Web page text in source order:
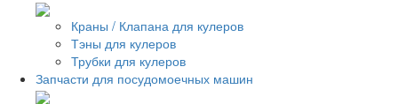
Краны / Клапана для кулеров
Тэны для кулеров
Трубки для кулеров
Запчасти для посудомоечных машин